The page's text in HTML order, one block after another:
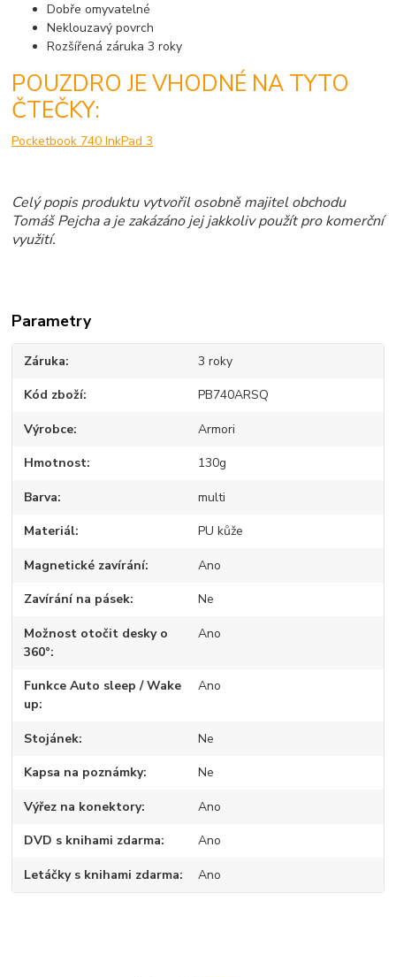
Dobře omyvatelné
Neklouzavý povrch
Rozšířená záruka 3 roky
POUZDRO JE VHODNÉ NA TYTO
ČTEČKY:
Pocketbook 740 InkPad 3
Celý popis produktu vytvořil osobně majitel obchodu
Tomáš Pejcha a je zakázáno jej jakkoliv použít pro komerční
využití.
Parametry
Záruka 3 roky
Kód zboží PB740ARSQ
Výrobce Armori
Hmotnost 130g
Barva multi
Materiál PU kůže
Magnetické zavírání Ano
Zavírání na pásek Ne
Možnost otočit desky o
360°
Ano
Funkce Auto sleep / Wake
up
Ano
Stojánek Ne
Kapsa na poznámky Ne
Výřez na konektory Ano
DVD s knihami zdarma Ano
Letáčky s knihami zdarma Ano